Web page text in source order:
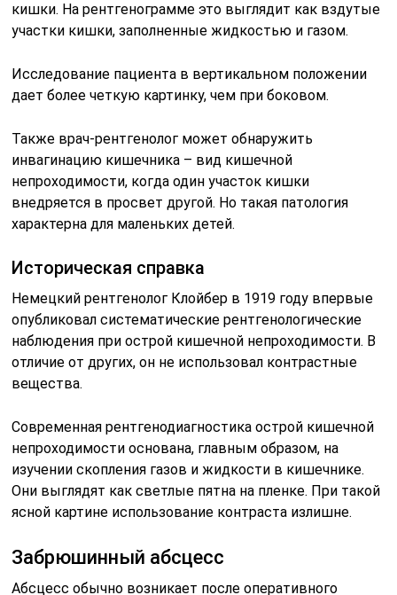
кишки. На рентгенограмме это выглядит как вздутые
участки кишки, заполненные жидкостью и газом.
Исследование пациента в вертикальном положении
дает более четкую картинку, чем при боковом.
Также врач-рентгенолог может обнаружить
инвагинацию кишечника – вид кишечной
непроходимости, когда один участок кишки
внедряется в просвет другой. Но такая патология
характерна для маленьких детей.
Историческая справка
Немецкий рентгенолог Клойбер в 1919 году впервые
опубликовал систематические рентгенологические
наблюдения при острой кишечной непроходимости. В
отличие от других, он не использовал контрастные
вещества.
Современная рентгенодиагностика острой кишечной
непроходимости основана, главным образом, на
изучении скопления газов и жидкости в кишечнике.
Они выглядят как светлые пятна на пленке. При такой
ясной картине использование контраста излишне.
Забрюшинный абсцесс
Абсцесс обычно возникает после оперативного